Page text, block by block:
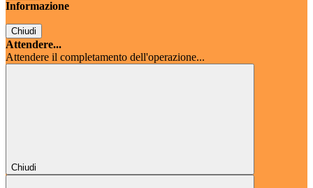
Informazione
Chiudi
Attendere...
Attendere il completamento dell'operazione...
Chiudi